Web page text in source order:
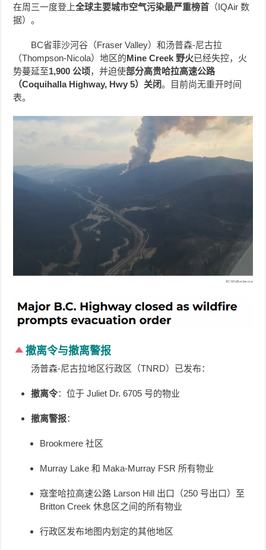
在周三一度登上全球主要城市空气污染最严重榜首 （IQAir 数
据）。
BC省菲沙河谷（Fraser Valley）和汤普森-尼古拉
（Thompson-Nicola）地区的Mine Creek 野火已经失控，火
势蔓延至1,900 公顷，并迫使部分高贵哈拉高速公路
（Coquihalla Highway, Hwy 5）关闭。目前尚无重开时间
表。
撤离令与撤离警报
汤普森-尼古拉地区行政区（TNRD）已发布：
撤离令：位于 Juliet Dr. 6705 号的物业
撤离警报：
Brookmere 社区
Murray Lake 和 Maka-Murray FSR 所有物业
寇奎哈拉高速公路 Larson Hill 出口（250 号出口）至
Britton Creek 休息区之间的所有物业
行政区发布地图内划定的其他地区